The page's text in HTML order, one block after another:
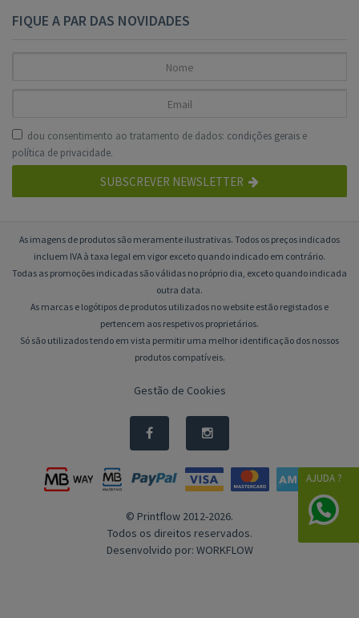
FIQUE A PAR DAS NOVIDADES
dou consentimento ao tratamento de dados: condições gerais e
política de privacidade.
SUBSCREVER NEWSLETTER
As imagens de produtos são meramente ilustrativas. Todos os preços indicados
incluem IVA à taxa legal em vigor exceto quando indicado em contrário.
Todas as promoções indicadas são válidas no próprio dia, exceto quando indicada
outra data.
As marcas e logótipos de produtos utilizados no website estão registados e
pertencem aos respetivos proprietários.
Só são utilizados tendo em vista permitir uma melhor identificação dos nossos
produtos compatíveis.
Gestão de Cookies
© Printflow 2012-2026.
Todos os direitos reservados.
Desenvolvido por: WORKFLOW
AJUDA ?